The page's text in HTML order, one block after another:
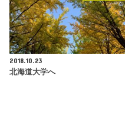
2018.10.23
北海道大学へ